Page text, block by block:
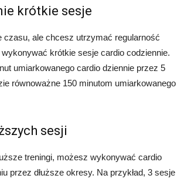
krótkie sesje
czasu, ale chcesz utrzymać regularność
krótkie sesje cardio codziennie.
umiarkowanego cardio dziennie przez 5
równoważne 150 minutom umiarkowanego
sesji
treningi, możesz wykonywać cardio
przez dłuższe okresy. Na przykład, 3 sesje